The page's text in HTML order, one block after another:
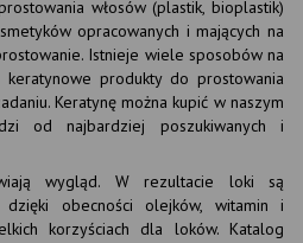
włosów (plastik, bioplastik)
opracowanych i mających na
Istnieje wiele sposobów na
produkty do prostowania
Keratynę można kupić w naszym
od najbardziej poszukiwanych i
wygląd. W rezultacie loki są
obecności olejków, witamin i
korzyściach dla loków. Katalog